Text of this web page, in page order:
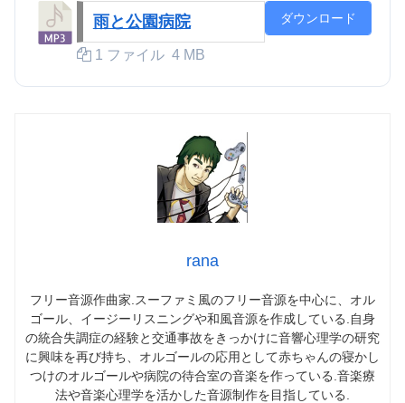
雨と公園病院
1 ファイル 4 MB
ダウンロード
rana
フリー音源作曲家.スーファミ風のフリー音源を中心に、オル
ゴール、イージーリスニングや和風音源を作成している.自身
の統合失調症の経験と交通事故をきっかけに音響心理学の研究
に興味を再び持ち、オルゴールの応用として赤ちゃんの寝かし
つけのオルゴールや病院の待合室の音楽を作っている.音楽療
法や音楽心理学を活かした音源制作を目指している.